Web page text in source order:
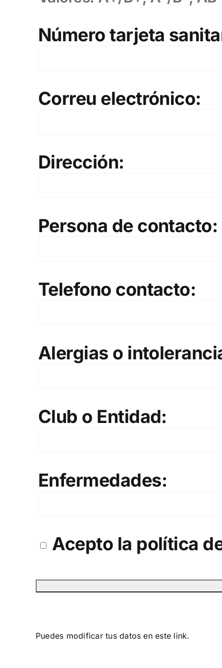
Número tarjeta
Correu electrónico:
Dirección:
Persona de contacto:
Telefono contacto:
Alergias o
Club o Entidad:
Enfermedades:
Acepto la política
Puedes modificar tus datos en este link.